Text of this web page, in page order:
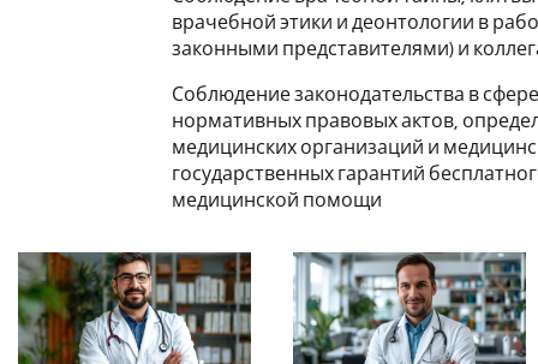
врачебной этики и деонтологии в
законными представителями) и
Соблюдение законодательства в
нормативных правовых актов,
медицинских организаций и
государственных гарантий
медицинской помощи